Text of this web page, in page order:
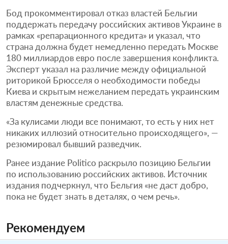
Бод прокомментировал отказ властей Бельгии
поддержать передачу российских активов Украине в
рамках «репарационного кредита» и указал, что
страна должна будет немедленно передать Москве
180 миллиардов евро после завершения конфликта.
Эксперт указал на различие между официальной
риторикой Брюсселя о необходимости победы
Киева и скрытым нежеланием передать украинским
властям денежные средства.
«За кулисами люди все понимают, то есть у них нет
никаких иллюзий относительно происходящего», —
резюмировал бывший разведчик.
Ранее издание Politico раскрыло позицию Бельгии
по использованию российских активов. Источник
издания подчеркнул, что Бельгия «не даст добро,
пока не будет знать в деталях, о чем речь».
Рекомендуем